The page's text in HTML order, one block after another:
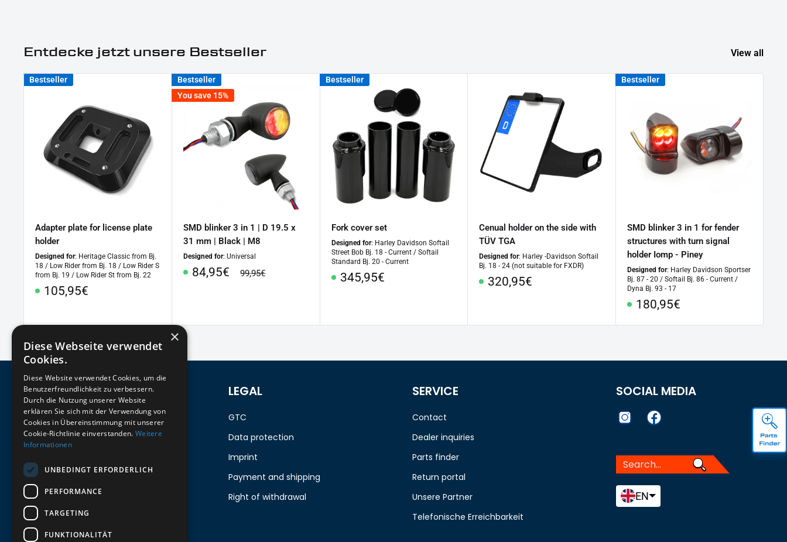
Entdecke jetzt unsere Bestseller View all
Bestseller
Adapter plate for license plate
holder
Designed for: Heritage Classic from Bj.
18 / Low Rider from Bj. 18 / Low Rider S
from Bj. 19 / Low Rider St from Bj. 22
Special
105,95€
Bestseller
You save 15%
SMD blinker 3 in 1 | D 19.5 x
31 mm | Black | M8
Designed for: Universal
Special
84,95€
regular
99,95€
Bestseller
Fork cover set
Designed for: Harley Davidson Softail
Street Bob Bj. 18 - Current / Softail
Standard Bj. 20 - Current
Special
345,95€
Cenual holder on the side with
TÜV TGA
Designed for: Harley -Davidson Softail
Bj. 18 - 24 (not suitable for FXDR)
Special
320,95€
Bestseller
SMD blinker 3 in 1 for fender
structures with turn signal
holder Iomp - Piney
Designed for: Harley Davidson Sportser
Bj. 87 - 20 / Softail Bj. 86 - Current /
Dyna Bj. 93 - 17
Special
180,95€
REGISTER FOR THE
NEWSLETTER
Stay up to date on newcomers for the
latest models!
Your email
Send
LEGAL
GTC
Data protection
Imprint
Payment and shipping
Right of withdrawal
SERVICE
Contact
Dealer inquiries
Parts finder
Return portal
Unsere Partner
Telefonische Erreichbarkeit
SOCIAL MEDIA
EN
×
Diese Webseite verwendet
Cookies.
Diese Website verwendet Cookies, um die
Benutzerfreundlichkeit zu verbessern.
Durch die Nutzung unserer Website
erklären Sie sich mit der Verwendung von
Cookies in Übereinstimmung mit unserer
Cookie-Richtlinie einverstanden. Weitere
Informationen
UNBEDINGT ERFORDERLICH
PERFORMANCE
TARGETING
FUNKTIONALITÄT